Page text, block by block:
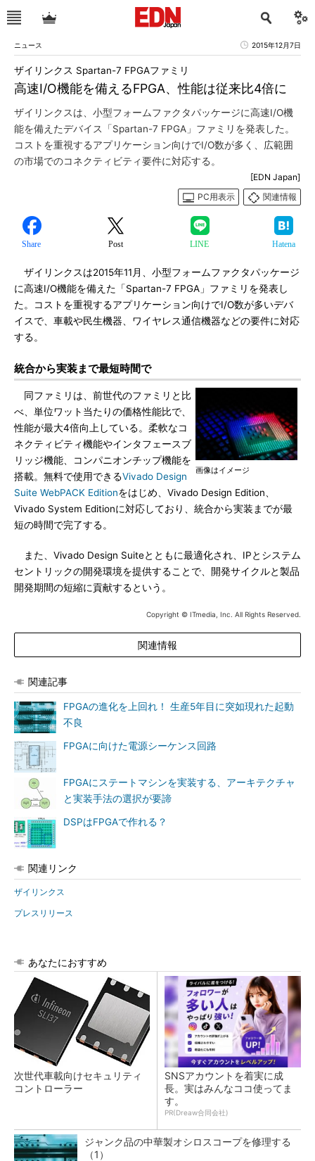
ニュース 2015年12月7日
高速I/O機能を備えるFPGA、性能は従来比4倍に
ザイリンクス Spartan-7 FPGAファミリ
ザイリンクスは、小型フォームファクタパッケージに高速I/O機
能を備えたデバイス「Spartan-7 FPGA」ファミリを発表した。
コストを重視するアプリケーション向けでI/O数が多く、広範囲
の市場でのコネクティビティ要件に対応する。
[EDN Japan]
PC用表示
関連情報
Share Post LINE Hatena
ザイリンクスは2015年11月、小型フォームファクタパッケージ
に高速I/O機能を備えた「Spartan-7 FPGA」ファミリを発表し
た。コストを重視するアプリケーション向けでI/O数が多いデバ
イスで、車載や民生機器、ワイヤレス通信機器などの要件に対応
する。
統合から実装まで最短時間で
画像はイメージ
同ファミリは、前世代のファミリと比
べ、単位ワット当たりの価格性能比で、
性能が最大4倍向上している。柔軟なコ
ネクティビティ機能やインタフェースブ
リッジ機能、コンパニオンチップ機能を
搭載。無料で使用できるVivado Design
Suite WebPACK Editionをはじめ、Vivado Design Edition、
Vivado System Editionに対応しており、統合から実装までが最
短の時間で完了する。
また、Vivado Design Suiteとともに最適化され、IPとシステム
セントリックの開発環境を提供することで、開発サイクルと製品
開発期間の短縮に貢献するという。
Copyright © ITmedia, Inc. All Rights Reserved.
関連情報
関連記事
FPGAの進化を上回れ！ 生産5年目に突如現れた起動
不良
FPGAに向けた電源シーケンス回路
FPGAにステートマシンを実装する、アーキテクチャ
と実装手法の選択が要諦
DSPはFPGAで作れる？
関連リンク
ザイリンクス
プレスリリース
あなたにおすすめ
次世代車載向けセキュリティ
コントローラー
SNSアカウントを着実に成
長。実はみんなココ使ってま
す。
PR(Dreaw合同会社)
ジャンク品の中華製オシロスコープを修理する
（1）